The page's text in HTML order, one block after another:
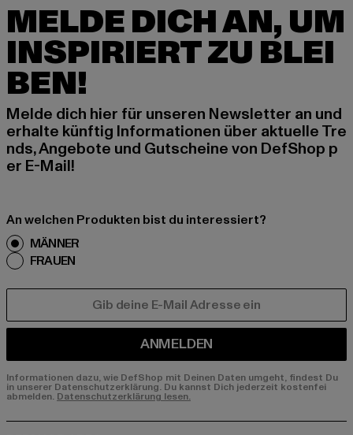
MELDE DICH AN, UM
INSPIRIERT ZU BLEI
BEN!
Melde dich hier für unseren Newsletter an und
erhalte künftig Informationen über aktuelle Tre
nds, Angebote und Gutscheine von DefShop p
er E-Mail!
An welchen Produkten bist du interessiert?
MÄNNER
FRAUEN
ANMELDEN
Informationen dazu, wie DefShop mit Deinen Daten umgeht, findest Du
in unserer Datenschutzerklärung. Du kannst Dich jederzeit kostenfei
abmelden. Datenschutzerklärung lesen.